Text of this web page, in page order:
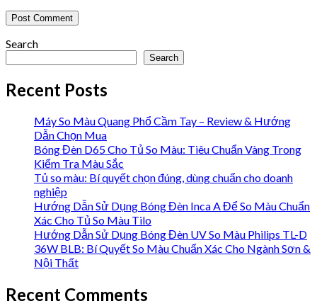
Search
Search
Recent Posts
Máy So Màu Quang Phổ Cầm Tay – Review & Hướng
Dẫn Chọn Mua
Bóng Đèn D65 Cho Tủ So Màu: Tiêu Chuẩn Vàng Trong
Kiểm Tra Màu Sắc
Tủ so màu: Bí quyết chọn đúng, dùng chuẩn cho doanh
nghiệp
Hướng Dẫn Sử Dụng Bóng Đèn Inca A Để So Màu Chuẩn
Xác Cho Tủ So Màu Tilo
Hướng Dẫn Sử Dụng Bóng Đèn UV So Màu Philips TL-D
36W BLB: Bí Quyết So Màu Chuẩn Xác Cho Ngành Sơn &
Nội Thất
Recent Comments